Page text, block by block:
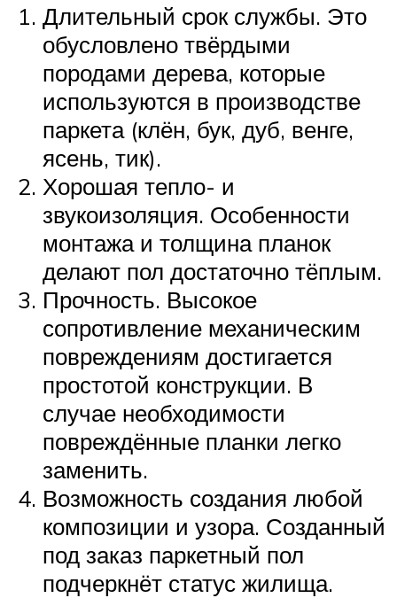
Длительный срок службы. Это
обусловлено твёрдыми
породами дерева, которые
используются в производстве
паркета (клён, бук, дуб, венге,
ясень, тик).
Хорошая тепло- и
звукоизоляция. Особенности
монтажа и толщина планок
делают пол достаточно тёплым.
Прочность. Высокое
сопротивление механическим
повреждениям достигается
простотой конструкции. В
случае необходимости
повреждённые планки легко
заменить.
Возможность создания любой
композиции и узора. Созданный
под заказ паркетный пол
подчеркнёт статус жилища.